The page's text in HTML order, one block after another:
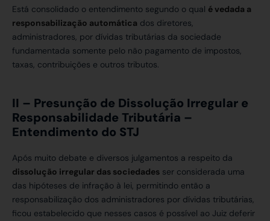
Está consolidado o entendimento segundo o qual é vedada a
responsabilização automática dos diretores,
administradores, por dívidas tributárias da sociedade
fundamentada somente pelo não pagamento de impostos,
taxas, contribuições e outros tributos.
II – Presunção de Dissolução Irregular e
Responsabilidade Tributária –
Entendimento do STJ
Após muito debate e diversos julgamentos a respeito da
dissolução irregular das sociedades ser considerada uma
das hipóteses de infração à lei, permitindo então a
responsabilização dos administradores por dívidas tributárias,
ficou estabelecido que nesses casos é possível ao Juiz deferir